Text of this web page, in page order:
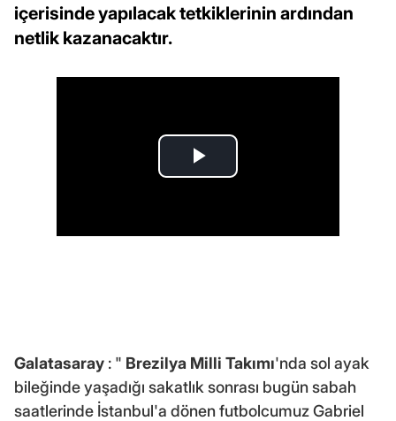
içerisinde yapılacak tetkiklerinin ardından
netlik kazanacaktır.
Galatasaray : " Brezilya Milli Takımı'nda sol ayak
bileğinde yaşadığı sakatlık sonrası bugün sabah
saatlerinde İstanbul'a dönen futbolcumuz Gabriel